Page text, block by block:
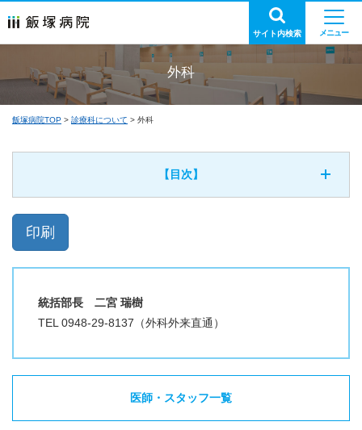
サイト内検索
外科
飯塚病院TOP 診療科について 外科
【目次】
統括部長 二宮 瑞樹
TEL 0948-29-8137（外科外来直通）
医師・スタッフ一覧